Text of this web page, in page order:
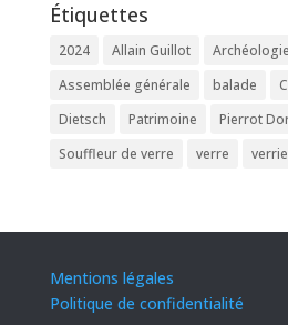
Étiquettes
2024 Allain Guillot
Assemblée générale
balade
Dietsch
Patrimoine Pierrot
Souffleur de verre
verre
Mentions légales
Politique de confidentialité